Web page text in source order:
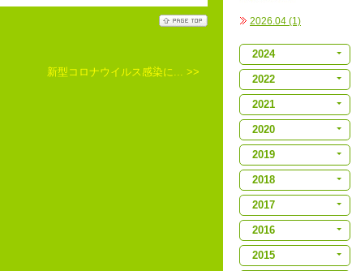
新型コロナウイルス感染に... >>
2026.04 (1)
2024
2022
2021
2020
2019
2018
2017
2016
2015